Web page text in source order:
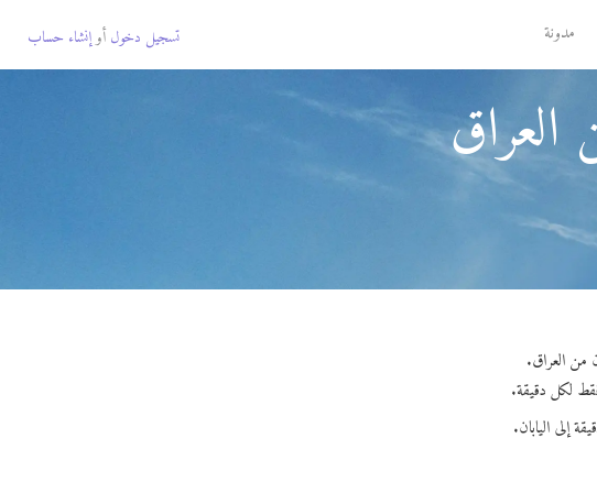
مدونة تسجيل دخول أوإنشاء حساب
العراق
إلى اليابان.